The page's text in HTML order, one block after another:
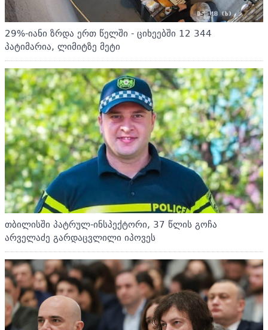
29%-იანი ზრდა ერთ წელში - ციხეებში 12 344
პატიმარია, ლიმიტზე მეტი
თბილისში პატრულ-ინსპექტორი, 37 წლის გოჩა
არველაძე გარდაცვლილი იპოვეს